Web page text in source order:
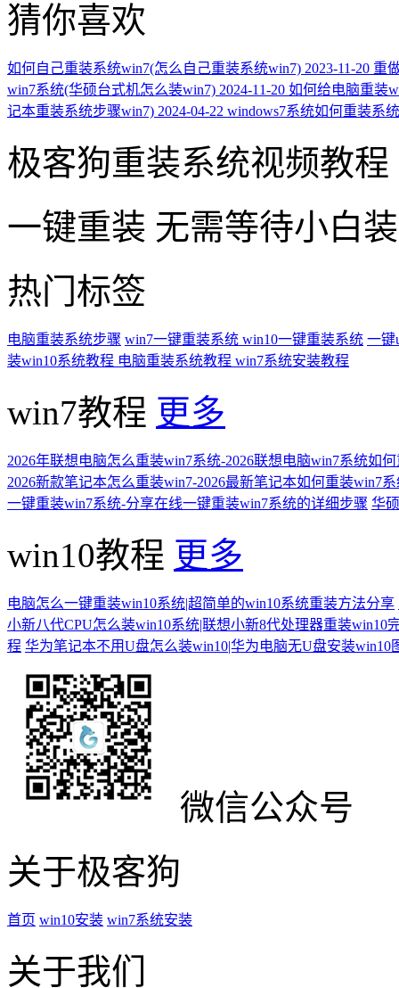
猜你喜欢
如何自己重装系统win7(怎么自己重装系统win7) 2023-11-20 重
win7系统(华硕台式机怎么装win7) 2024-11-20 如何给电脑重装
记本重装系统步骤win7) 2024-04-22 windows7系统如何重装系
极客狗重装系统视频教程
一键重装 无需等待小白
热门标签
电脑重装系统步骤 win7一键重装系统 win10一键重装系统 一键
装win10系统教程 电脑重装系统教程 win7系统安装教程
win7教程 更多
2026年联想电脑怎么重装win7系统-2026联想电脑win7系统如
2026新款笔记本怎么重装win7-2026最新笔记本如何重装win7
一键重装win7系统-分享在线一键重装win7系统的详细步骤 华
win10教程 更多
电脑怎么一键重装win10系统|超简单的win10系统重装方法分享
小新八代CPU怎么装win10系统|联想小新8代处理器重装win10
程 华为笔记本不用U盘怎么装win10|华为电脑无U盘安装win10
微信公众号
关于极客狗
首页 win10安装 win7系统安装
关于我们